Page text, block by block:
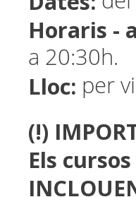
Horaris -
a 20:30h.
Lloc: per
(!)
Els